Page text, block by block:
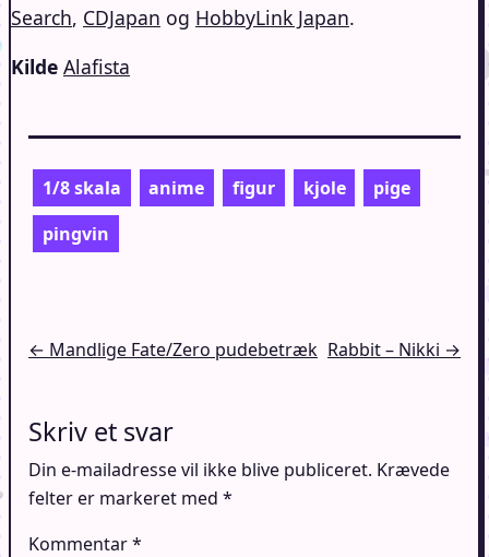
Search, CDJapan og HobbyLink Japan.
Kilde Alafista
1/8 skala anime figur kjole
pige
pingvin
Indlægsnavigation
← Mandlige Fate/Zero pudebetræk Rabbit – Nikki →
Skriv et svar
Din e-mailadresse vil ikke blive publiceret. Krævede
felter er markeret med *
Kommentar*